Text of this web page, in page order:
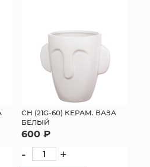
И УДОБРЕНИЯ
ИНТЕРЬЕРА
ИГРУШКИ
КОРЗИНЫ
СН (21G-60) КЕРАМ. ВАЗА
БЕЛЫЙ
600 ₽
- +